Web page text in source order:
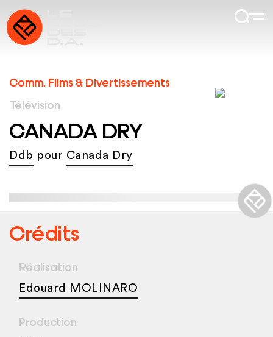
Comm. Films & Divertissements
Télévision
CANADA DRY
Ddb pour Canada Dry
Crédits
Réalisation
Edouard MOLINARO
Production